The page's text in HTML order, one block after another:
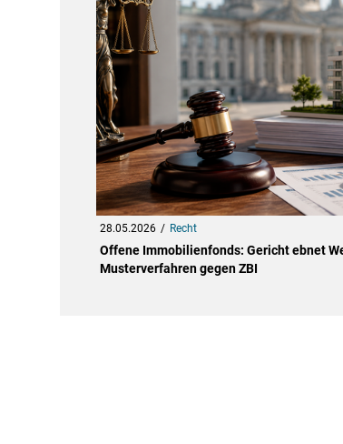
28.05.2026 Recht
Offene Immobilienfonds: Gericht ebnet
Musterverfahren gegen ZBI